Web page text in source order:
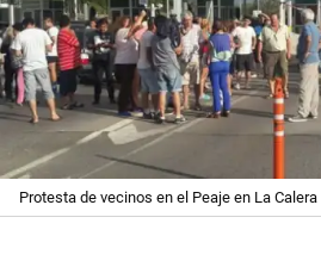
Protesta de vecinos en el Peaje en La Calera